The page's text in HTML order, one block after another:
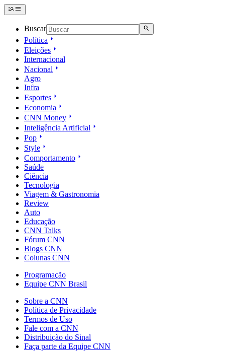
Buscar
Política
Eleições
Internacional
Nacional
Agro
Infra
Esportes
Economia
CNN Money
Inteligência Artificial
Pop
Style
Comportamento
Saúde
Ciência
Tecnologia
Viagem & Gastronomia
Review
Auto
Educação
CNN Talks
Fórum CNN
Blogs CNN
Colunas CNN
Programação
Equipe CNN Brasil
Sobre a CNN
Política de Privacidade
Termos de Uso
Fale com a CNN
Distribuição do Sinal
Faça parte da Equipe CNN